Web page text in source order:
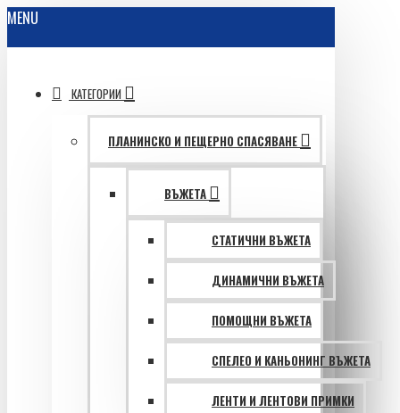
MENU
КАТЕГОРИИ
ПЛАНИНСКО И ПЕЩЕРНО СПАСЯВАНЕ
ВЪЖЕТА
СТАТИЧНИ ВЪЖЕТА
ДИНАМИЧНИ ВЪЖЕТА
ПОМОЩНИ ВЪЖЕТА
СПЕЛЕО И КАНЬОНИНГ ВЪЖЕТА
ЛЕНТИ И ЛЕНТОВИ ПРИМКИ